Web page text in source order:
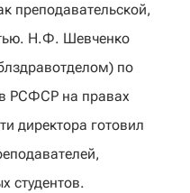
преподавательской,
Н.Ф. Шевченко
по
РСФСР на правах
директора готовил
студентов.